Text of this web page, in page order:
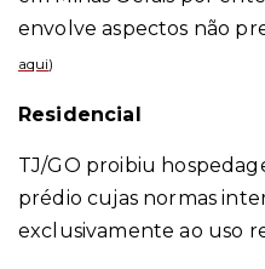
envolve aspectos não
aqui)
Residencial
TJ/GO proibiu
prédio cujas normas
exclusivamente ao uso